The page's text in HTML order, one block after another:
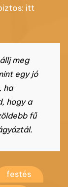
itt
meg
egy jó
ha
hogy a
fű
festés